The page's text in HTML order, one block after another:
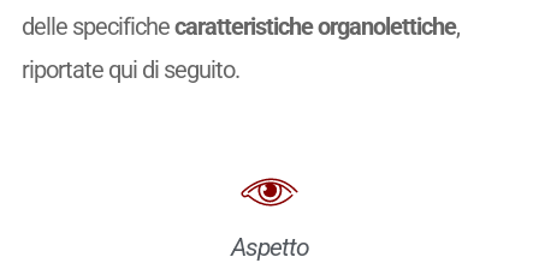
delle specifichecaratteristiche organolettiche,
riportate qui di seguito.
Aspetto